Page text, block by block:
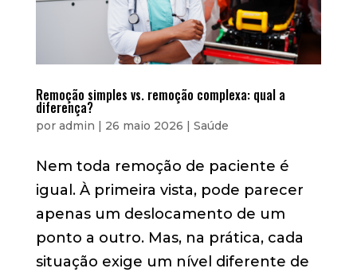
Remoção simples vs. remoção complexa: qual a
diferença?
por admin | 26 maio 2026 | Saúde
Nem toda remoção de paciente é
igual. À primeira vista, pode parecer
apenas um deslocamento de um
ponto a outro. Mas, na prática, cada
situação exige um nível diferente de